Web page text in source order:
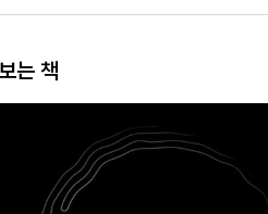
는 책